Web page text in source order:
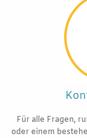
Für alle Fragen,
oder einem